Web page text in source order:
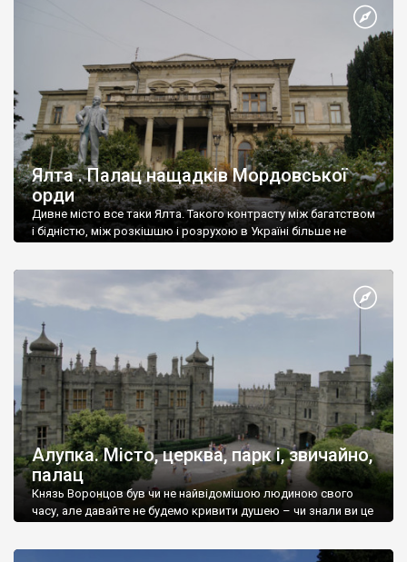
Ялта . Палац нащадків Мордовської
орди
Дивне місто все таки Ялта. Такого контрасту між багатством
і бідністю, між розкішшю і розрухою в Україні більше не
Алупка. Місто, церква, парк і, звичайно,
палац
Князь Воронцов був чи не найвідомішою людиною свого
часу, але давайте не будемо кривити душею – чи знали ви це